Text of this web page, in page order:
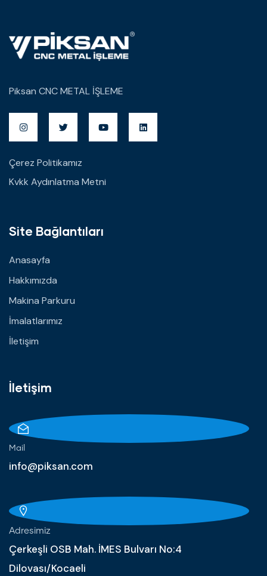
Piksan CNC METAL İŞLEME
Çerez Politikamız
Kvkk Aydınlatma Metni
Site Bağlantıları
Anasayfa
Hakkımızda
Makina Parkuru
İmalatlarımız
İletişim
İletişim
Mail
info@piksan.com
Adresimiz
Çerkeşli OSB Mah. İMES Bulvarı No:4
Dilovası/Kocaeli